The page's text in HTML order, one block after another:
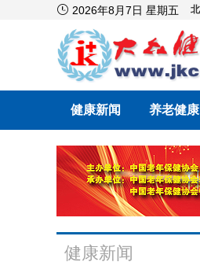
 2026年8月7日 星期五
健康新闻 养老健康
健康新闻